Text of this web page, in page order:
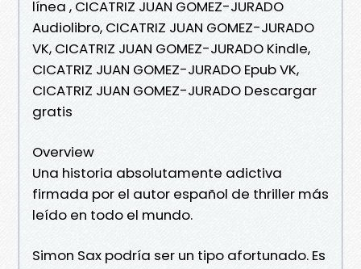
línea , CICATRIZ JUAN GOMEZ-JURADO
Audiolibro, CICATRIZ JUAN GOMEZ-JURADO
VK, CICATRIZ JUAN GOMEZ-JURADO Kindle,
CICATRIZ JUAN GOMEZ-JURADO Epub VK,
CICATRIZ JUAN GOMEZ-JURADO Descargar
gratis
Overview
Una historia absolutamente adictiva
firmada por el autor español de thriller más
leído en todo el mundo.
Simon Sax podría ser un tipo afortunado. Es